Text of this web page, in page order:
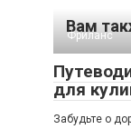
Вам
Фриланс
для
Забудьте о